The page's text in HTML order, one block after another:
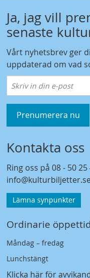
Ja, jag vill
senaste
Vårt nyhetsbrev ger
uppdaterad om vad
Prenumerera nu
Kontakta oss
Ring oss på08 - 50 25
Lämna synpunkter
Ordinarie
Måndag – fredag
Lunchstängt
Klicka här för